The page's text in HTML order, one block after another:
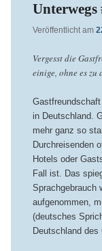
Unterwegs
Veröffentlicht am
Vergesst die
einige, ohne es
in Deutschland.
mehr ganz so
Durchreisenden
Hotels oder
Fall ist. Das
Sprachgebrauch
aufgenommen,
(deutsches
Deutschland des